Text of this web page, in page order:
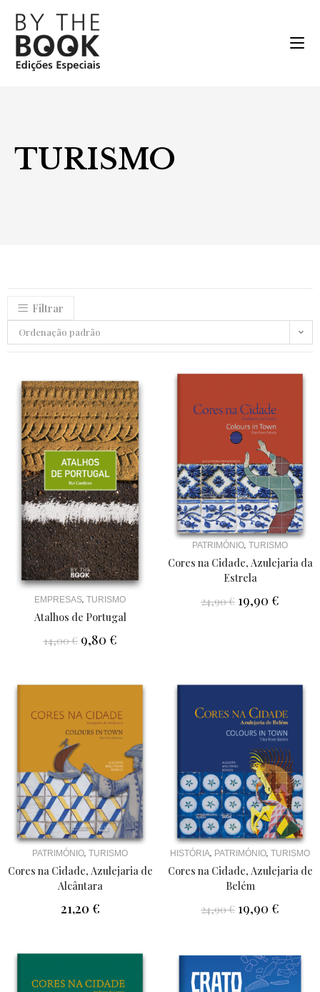
TURISMO
Filtrar
Ordenação padrão
EMPRESAS, TURISMO
Atalhos de Portugal
14,00€ 9,80 €
PATRIMÓNIO, TURISMO
Cores na Cidade, Azulejaria da
Estrela
24,90€ 19,90 €
PATRIMÓNIO, TURISMO
Cores na Cidade, Azulejaria de
Alcântara
21,20 €
HISTÓRIA, PATRIMÓNIO, TURISMO
Cores na Cidade, Azulejaria de
Belém
24,90€ 19,90 €